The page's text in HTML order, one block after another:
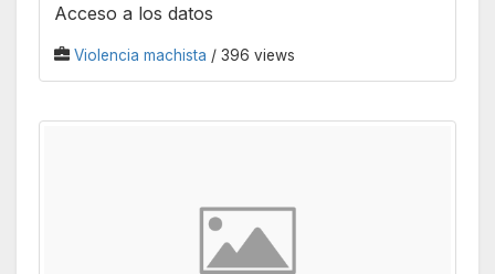
Acceso a los datos
Violencia machista / 396 views